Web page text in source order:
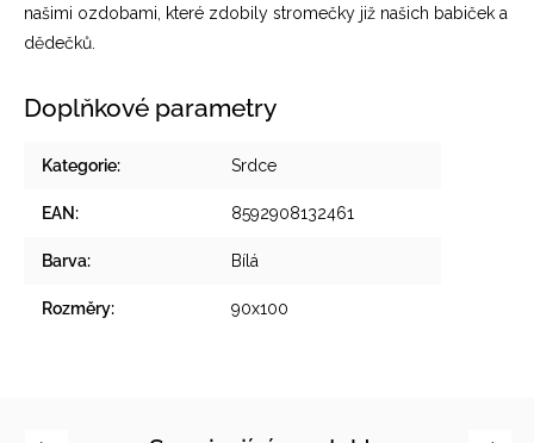
našimi ozdobami, které zdobily stromečky již našich babiček a
dědečků.
Doplňkové parametry
Kategorie: Srdce
EAN : 8592908132461
Barva: Bílá
Rozměry: 90x100